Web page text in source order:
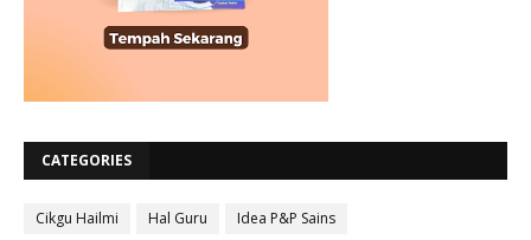
CATEGORIES
Cikgu Hailmi Hal Guru
Idea P&P Sains